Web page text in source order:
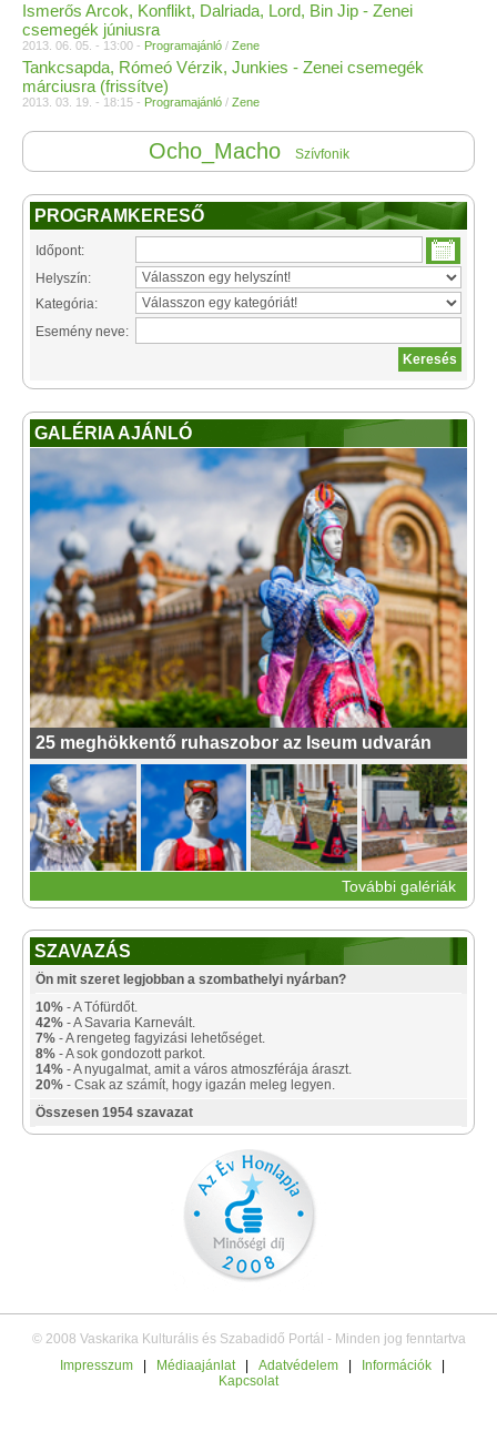
Ismerős Arcok, Konflikt, Dalriada, Lord, Bin Jip - Zenei
csemegék júniusra
2013. 06. 05. - 13:00 - Programajánló / Zene
Tankcsapda, Rómeó Vérzik, Junkies - Zenei csemegék
márciusra (frissítve)
2013. 03. 19. - 18:15 - Programajánló / Zene
Ocho_Macho Szívfonik
PROGRAMKERESŐ
Időpont:
Helyszín:
Kategória:
Esemény neve:
GALÉRIA AJÁNLÓ
25 meghökkentő ruhaszobor az Iseum udvarán
További galériák
SZAVAZÁS
Ön mit szeret legjobban a szombathelyi nyárban?
10% - A Tófürdőt.
42% - A Savaria Karnevált.
7% - A rengeteg fagyizási lehetőséget.
8% - A sok gondozott parkot.
14% - A nyugalmat, amit a város atmoszférája áraszt.
20% - Csak az számít, hogy igazán meleg legyen.
Összesen 1954 szavazat
© 2008 Vaskarika Kulturális és Szabadidő Portál - Minden jog fenntartva
Impresszum
Médiaajánlat Adatvédelem Információk
Kapcsolat